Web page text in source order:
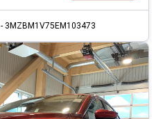
- 3MZBM1V75EM103473